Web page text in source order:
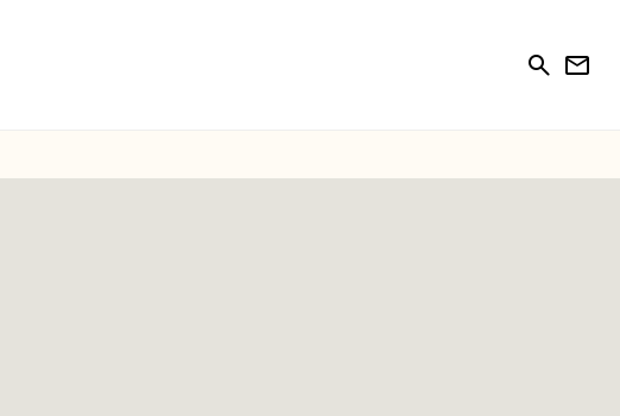
search newsletter